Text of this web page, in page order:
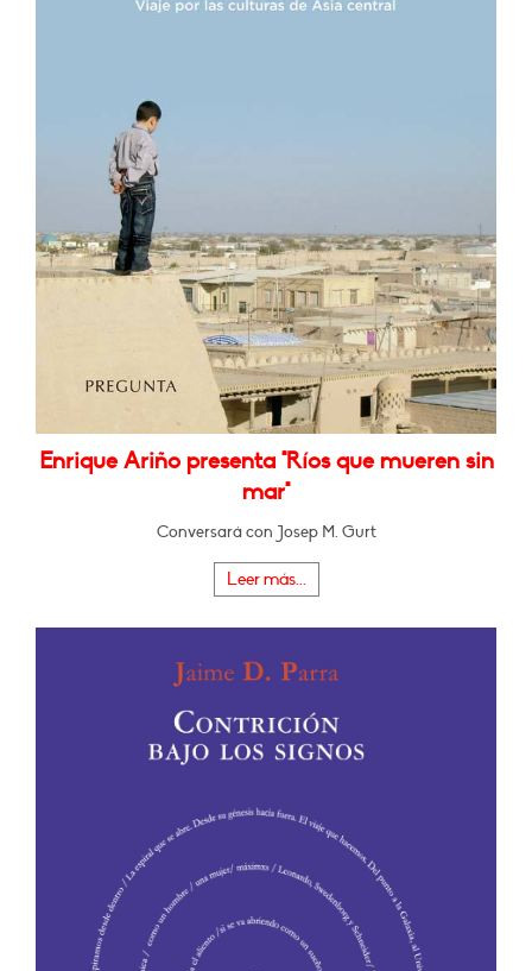
Enrique Ariño presenta "Ríos que mueren sin
mar"
Conversará con Josep M. Gurt
Leer más...